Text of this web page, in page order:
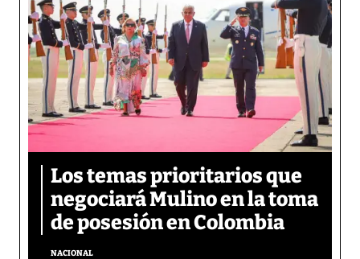
Los temas prioritarios que
negociará Mulino en la toma
de posesión en Colombia
NACIONAL